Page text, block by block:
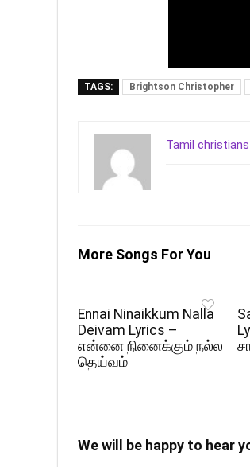
TAGS: Brightson Christopher
Tamil christians
More Songs For You
Ennai Ninaikkum Nalla
Deivam Lyrics –
என்னை நினைக்கும் நல்ல
தெய்வம்
We will be happy to hear